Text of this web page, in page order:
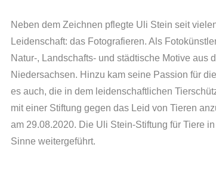
Neben dem Zeichnen pflegte Uli Stein seit
Leidenschaft: das Fotografieren. Als
Natur-, Landschafts- und städtische Motive aus
Niedersachsen. Hinzu kam seine Passion für
es auch, die in dem leidenschaftlichen
mit einer Stiftung gegen das Leid von Tieren
am 29.08.2020. Die Uli Stein-Stiftung für Tiere
Sinne weitergeführt.